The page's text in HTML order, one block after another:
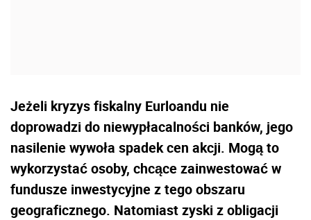
Jeżeli kryzys fiskalny Eurloandu nie
doprowadzi do niewypłacalności banków, jego
nasilenie wywoła spadek cen akcji. Mogą to
wykorzystać osoby, chcące zainwestować w
fundusze inwestycyjne z tego obszaru
geograficznego. Natomiast zyski z obligacji